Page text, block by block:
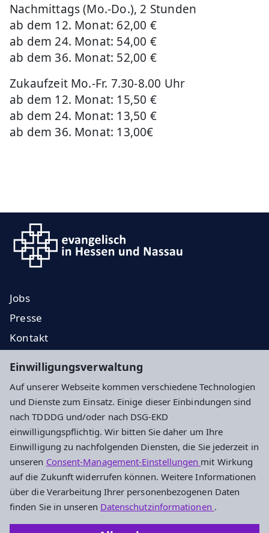
Einwilligungsverwaltung
Auf unserer Webseite kommen verschiedene Technologien
und Dienste zum Einsatz. Einige dieser Einbindungen sind
nach TDDDG und/oder nach DSG-EKD
einwilligungspflichtig. Wir bitten Sie daher um Ihre
Einwilligung zu nachfolgenden Diensten, die Sie jederzeit in
unseren Consent-Management-Einstellungen mit Wirkung
auf die Zukunft widerrufen können. Weitere Informationen
über die Verarbeitung Ihrer personenbezogenen Daten
finden Sie in unseren Datenschutzinformationen .
Nachmittags (Mo.-Do.), 2 Stunden
ab dem 12. Monat: 62,00 €
ab dem 24. Monat: 54,00 €
ab dem 36. Monat: 52,00 €
Zukaufzeit Mo.-Fr. 7.30-8.00 Uhr
ab dem 12. Monat: 15,50 €
ab dem 24. Monat: 13,50 €
ab dem 36. Monat: 13,00€
Jobs
Presse
Kontakt
Propstei
Impressum Datenschutz Cookie-Einstellungen
Evangelisches Dekanat Vogelsberg
Fulder Tor 28
36304 Alsfeld